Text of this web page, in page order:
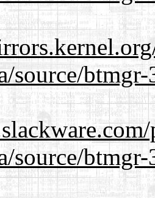
source/
source/